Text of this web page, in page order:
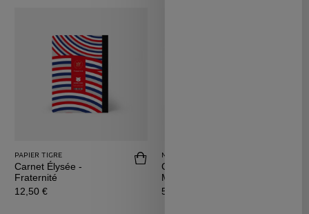
PAPIER TIGRE
Carnet Élysée -
Fraternité
Prix
12,50 €
Acheter Carnet Élysée - Fraternité
MADE CRATE
Caisse de rangement
Mini
Prix
5,25 €